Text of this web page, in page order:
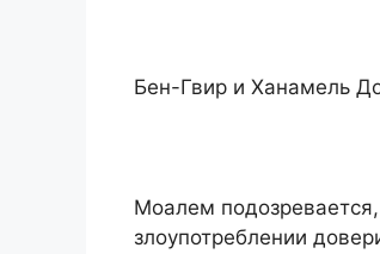
Бен-Гвир и Ханамель
Моалем
злоупотреблении